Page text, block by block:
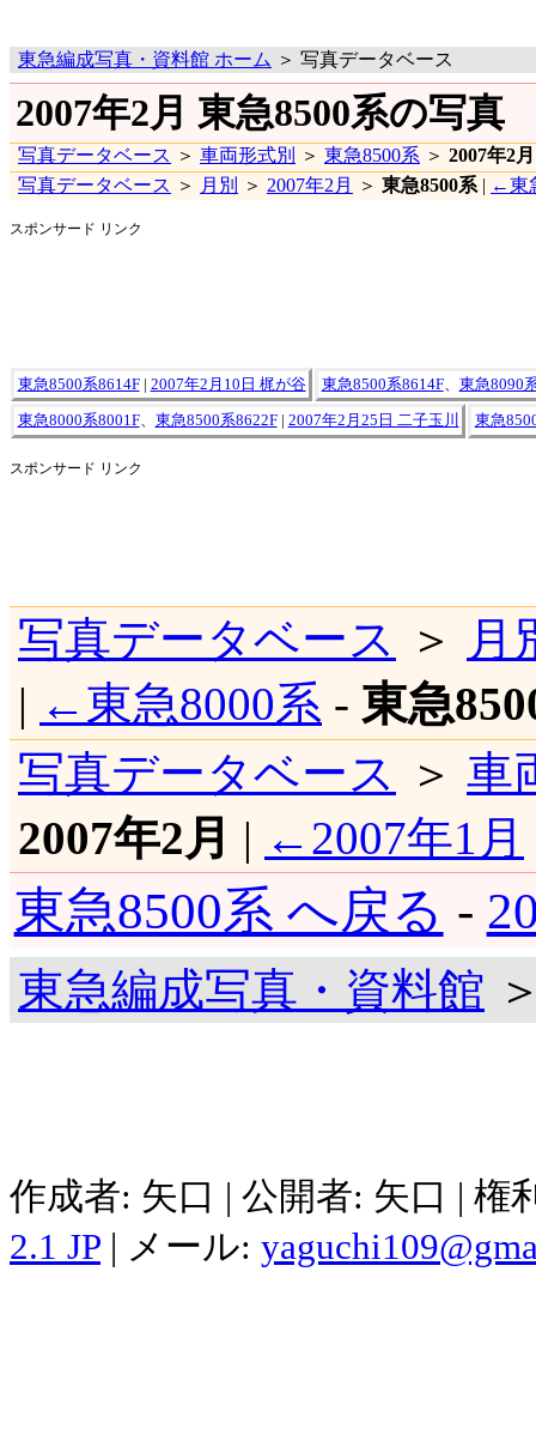
東急編成写真・資料館 ホーム ＞ 写真データベース
2007年2月 東急8500系の写真
写真データベース ＞ 車両形式別 ＞ 東急8500系 ＞ 2007年2月
写真データベース ＞ 月別 ＞ 2007年2月 ＞ 東急8500系 | ←東
スポンサード リンク
東急8500系8614F| 2007年2月10日 梶が谷 東急8500系8614F、 東急8090
東急8000系8001F、 東急8500系8622F| 2007年2月25日 二子玉川 東急
スポンサード リンク
写真データベース ＞
月
| ←東急8000系 - 東急
写真データベース
＞ 車
2007年2月 | ←2007年1月
東急8500系 へ戻る -
東急編成写真・資料館
作成者: 矢口 | 公開者: 矢口 |
2.1 JP | メール: